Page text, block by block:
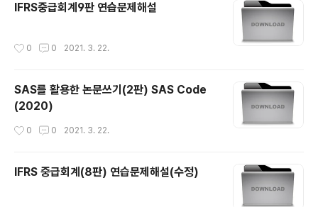
IFRS중급회계9판 연습문제해설
0 0 2021. 3. 22.
SAS를 활용한 논문쓰기(2판) SAS Code
(2020)
0 0 2021. 3. 22.
IFRS 중급회계(8판) 연습문제해설(수정)